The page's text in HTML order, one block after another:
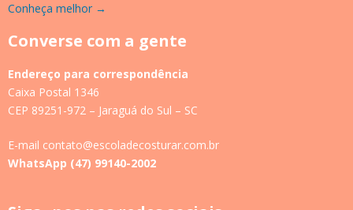
Conheça melhor →
Converse com a gente
Endereço para correspondência
Caixa Postal 1346
CEP 89251-972 – Jaraguá do Sul – SC
E-mail contato@escoladecosturar.com.br
WhatsApp (47) 99140-2002